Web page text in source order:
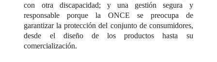
con otra discapacidad; y una gestión segura y
responsable porque la ONCE se preocupa de
garantizar la protección del conjunto de consumidores,
desde el diseño de los productos hasta su
comercialización.